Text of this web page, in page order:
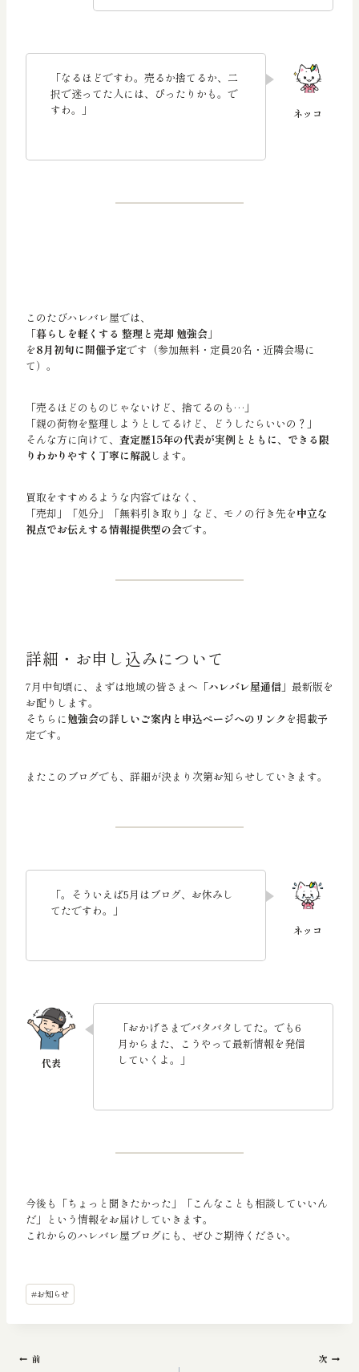
「なるほどですわ。売るか捨てるか、二
択で迷ってた人には、ぴったりかも。で
すわ。」
このたびハレバレ屋では、
「暮らしを軽くする 整理と売却 勉強会」
を8月初旬に開催予定です（参加無料・定員20名・近隣会場に
て）。
「売るほどのものじゃないけど、捨てるのも…」
「親の荷物を整理しようとしてるけど、どうしたらいいの？」
そんな方に向けて、 査定歴15年の代表が実例とともに、できる限
りわかりやすく丁寧に解説 します。
買取をすすめるような内容ではなく、
「売却」「処分」「無料引き取り」など、モノの行き先を中立な
視点でお伝えする情報提供型の会です。
詳細・お申し込みについて
7月中旬頃に、まずは地域の皆さまへ 「ハレバレ屋通信」 最新版を
お配りします。
そちらに 勉強会の詳しいご案内と申込ページへのリンク を掲載予
定です。
またこのブログでも、詳細が決まり次第お知らせしていきます。
「。そういえば5月はブログ、お休みし
てたですわ。」
「おかげさまでバタバタしてた。でも6
月からまた、こうやって最新情報を発信
していくよ。」
今後も「ちょっと聞きたかった」「こんなことも相談していいん
だ」という情報をお届けしていきます。
これからのハレバレ屋ブログにも、ぜひご期待ください。
投
稿
#お知らせ
前 次